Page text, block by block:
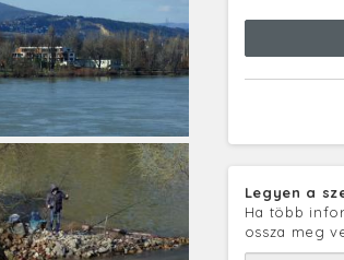
Legyen a
Ha több
ossza meg